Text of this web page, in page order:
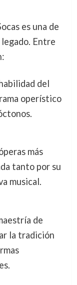
es una de
Entre
del
operístico
más
tanto por su
musical.
de
la tradición